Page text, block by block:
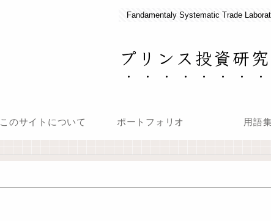
Fandamentaly Systematic Trade
プリンス投資研
このサイトについて ポートフォリオ 用語